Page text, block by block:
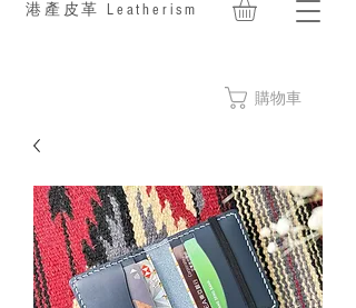
​港產皮革 Leatherism
購物車